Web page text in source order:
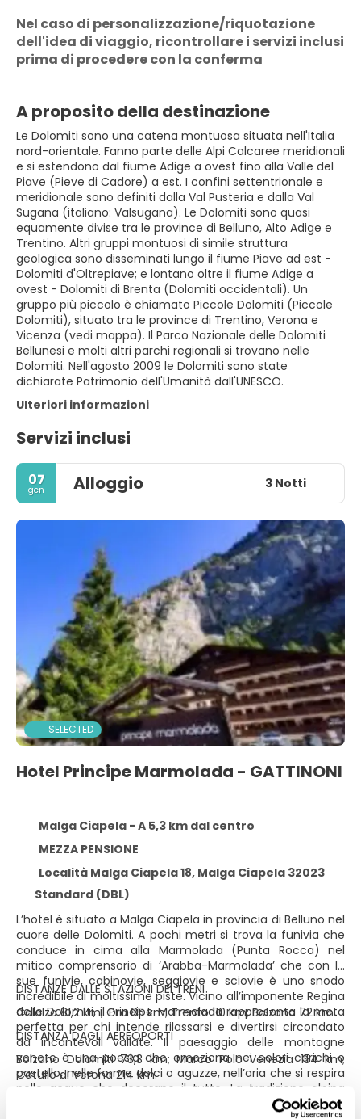
Nel caso di personalizzazione/riquotazione
dell'idea di viaggio, ricontrollare i servizi inclusi
prima di procedere con la conferma
A proposito della destinazione
Le Dolomiti sono una catena montuosa situata nell'Italia
nord-orientale. Fanno parte delle Alpi Calcaree meridionali
e si estendono dal fiume Adige a ovest fino alla Valle del
Piave (Pieve di Cadore) a est. I confini settentrionale e
meridionale sono definiti dalla Val Pusteria e dalla Val
Sugana (italiano: Valsugana). Le Dolomiti sono quasi
equamente divise tra le province di Belluno, Alto Adige e
Trentino. Altri gruppi montuosi di simile struttura
geologica sono disseminati lungo il fiume Piave ad est -
Dolomiti d'Oltrepiave; e lontano oltre il fiume Adige a
ovest - Dolomiti di Brenta (Dolomiti occidentali). Un
gruppo più piccolo è chiamato Piccole Dolomiti (Piccole
Dolomiti), situato tra le province di Trentino, Verona e
Vicenza (vedi mappa). Il Parco Nazionale delle Dolomiti
Bellunesi e molti altri parchi regionali si trovano nelle
Dolomiti. Nell'agosto 2009 le Dolomiti sono state
dichiarate Patrimonio dell'Umanità dall'UNESCO.
Ulteriori informazioni
Servizi inclusi
07
gen Alloggio 3 Notti
SELECTED
Hotel Principe Marmolada - GATTINONI
Malga Ciapela - A 5,3 km dal centro
MEZZA PENSIONE
Località Malga Ciapela 18, Malga Ciapela 32023
Standard (DBL)
L’hotel è situato a Malga Ciapela in provincia di Belluno nel
cuore delle Dolomiti. A pochi metri si trova la funivia che
conduce in cima alla Marmolada (Punta Rocca) nel
mitico comprensorio di ‘Arabba-Marmolada’ che con le
sue funivie, cabinovie, seggiovie e sciovie è uno snodo
incredibile di moltissime piste. Vicino all’imponente Regina
delle Dolomiti, il Principe Marmolada rappresenta la meta
perfetta per chi intende rilassarsi e divertirsi circondato
da incantevoli vallate. Il paesaggio delle montagne
venete è una poesia che emoziona nei colori carichi o
pastello, nelle forme dolci o aguzze, nell’aria che si respira
nelle acque che decorano il tutto. La tradizione alpina
abbinata all’ospitalità moderna: sicurezza, familiarità e un
DISTANZE DALLE STAZIONI DEI TRENI
Calalzo 81,2 km; Ora 85 km; Trento 110 km; Bolzano 72 km.
DISTANZA DAGLI AEREOPORTI
Bolzano Dolomiti 73,3 km; Marco Polo Venezia 154 km;
Catullo di Verona 214 km.